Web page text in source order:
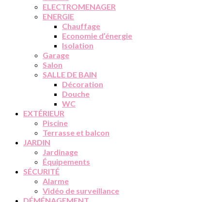
ELECTROMENAGER
ENERGIE
Chauffage
Economie d’énergie
Isolation
Garage
Salon
SALLE DE BAIN
Décoration
Douche
WC
EXTÉRIEUR
Piscine
Terrasse et balcon
JARDIN
Jardinage
Équipements
SÉCURITÉ
Alarme
Vidéo de surveillance